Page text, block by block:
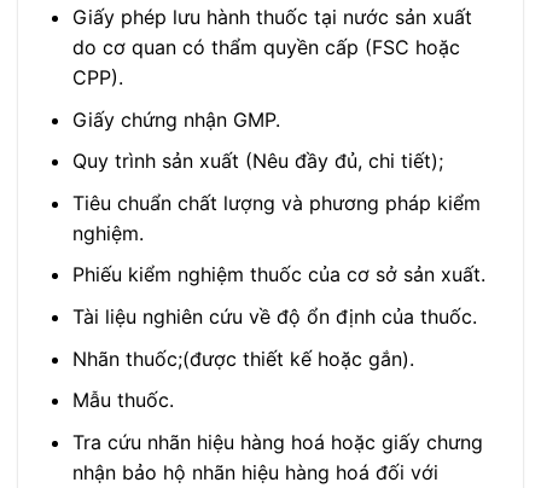
Giấy phép lưu hành thuốc tại nước sản xuất
do cơ quan có thẩm quyền cấp (FSC hoặc
CPP).
Giấy chứng nhận GMP.
Quy trình sản xuất (Nêu đầy đủ, chi tiết);
Tiêu chuẩn chất lượng và phương pháp kiểm
nghiệm.
Phiếu kiểm nghiệm thuốc của cơ sở sản xuất.
Tài liệu nghiên cứu về độ ổn định của thuốc.
Nhãn thuốc;(được thiết kế hoặc gắn).
Mẫu thuốc.
Tra cứu nhãn hiệu hàng hoá hoặc giấy chưng
nhận bảo hộ nhãn hiệu hàng hoá đối với